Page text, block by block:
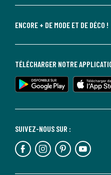
ENCORE + DE MODE ET DE DÉCO !
SUIVEZ-NOUS SUR :
TÉLÉCHARGER NOTRE